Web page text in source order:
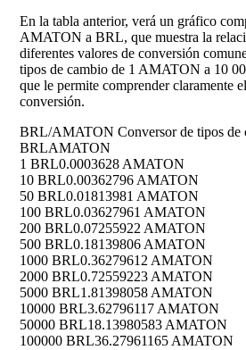
En la tabla anterior, verá un gráfico
AMATON a BRL, que muestra la
diferentes valores de conversión
tipos de cambio de 1 AMATON a 10
que le permite comprender claramente
conversión.
BRL/AMATON Conversor de tipos de
BRLAMATON
1 BRL0.0003628 AMATON
10 BRL0.00362796 AMATON
50 BRL0.01813981 AMATON
100 BRL0.03627961 AMATON
200 BRL0.07255922 AMATON
500 BRL0.18139806 AMATON
1000 BRL0.36279612 AMATON
2000 BRL0.72559223 AMATON
5000 BRL1.81398058 AMATON
10000 BRL3.62796117 AMATON
50000 BRL18.13980583 AMATON
100000 BRL36.27961165 AMATON